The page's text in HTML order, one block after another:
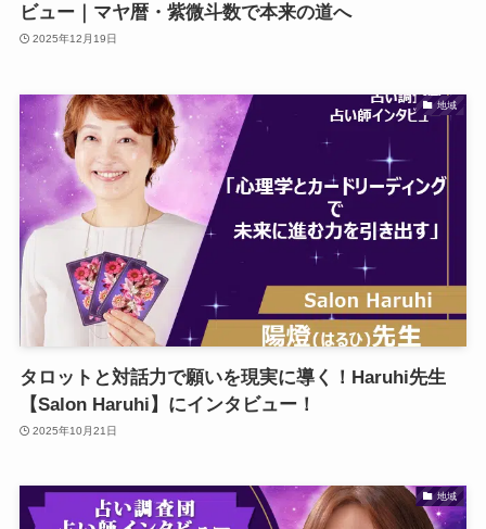
ビュー｜マヤ暦・紫微斗数で本来の道へ
2025年12月19日
地域
タロットと対話力で願いを現実に導く！Haruhi先生
【Salon Haruhi】にインタビュー！
2025年10月21日
地域